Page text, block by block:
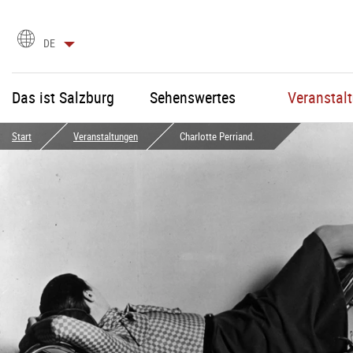
Sprachauswahl
DE
Das ist Salzburg Sehenswertes
Start Veranstaltungen Charlotte Perriand.